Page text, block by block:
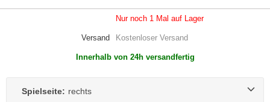
Nur noch 1 Mal auf Lager
Versand Kostenloser Versand
Innerhalb von 24h versandfertig
Spielseite: rechts